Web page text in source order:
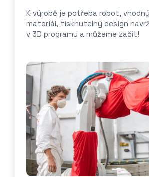
K výrobě je potřeba robot, vhodný
materiál, tisknutelný design
v 3D programu a můžeme začít!